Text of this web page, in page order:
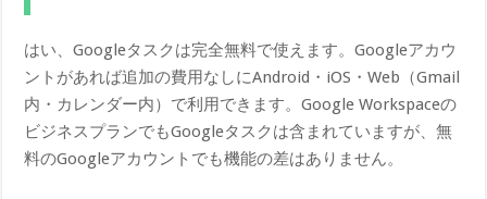
はい、Googleタスクは完全無料で使えます。Googleアカウ
ントがあれば追加の費用なしにAndroid・iOS・Web（Gmail
内・カレンダー内）で利用できます。Google Workspaceの
ビジネスプランでもGoogleタスクは含まれていますが、無
料のGoogleアカウントでも機能の差はありません。